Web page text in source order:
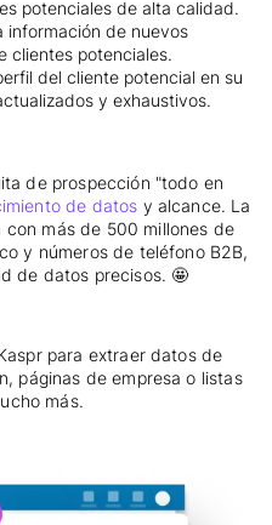
potenciales de alta calidad.
información de nuevos
clientes potenciales.
del cliente potencial en su
y exhaustivos.
de prospección "todo en
de datos y alcance. La
más de 500 millones de
y números de teléfono B2B,
de datos precisos. 🤩
para extraer datos de
páginas de empresa o listas
más.